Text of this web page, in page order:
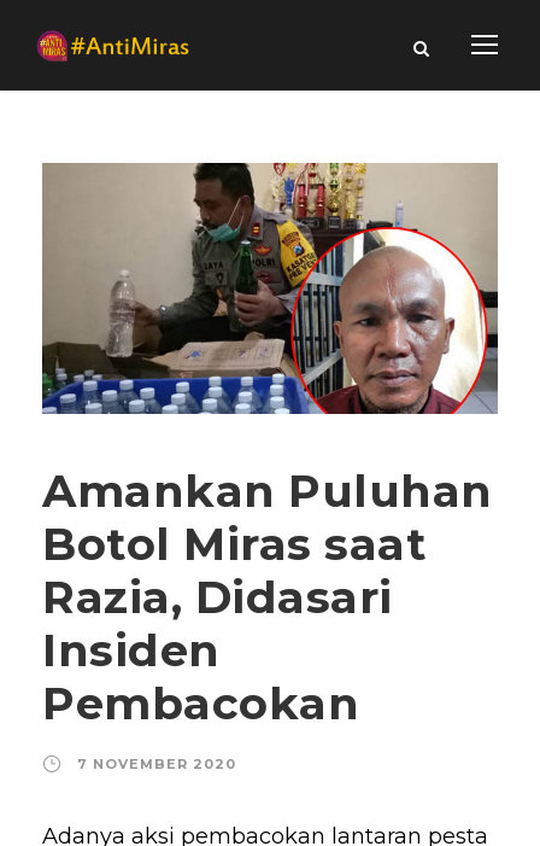
Amankan Puluhan
Botol Miras saat
Razia, Didasari
Insiden
Pembacokan
7 NOVEMBER 2020
Adanya aksi pembacokan lantaran pesta